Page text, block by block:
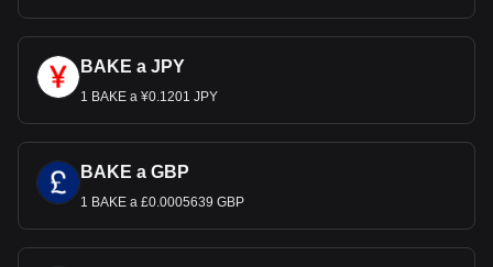
BAKE a JPY
1 BAKE a ¥0.1201 JPY
BAKE a GBP
1 BAKE a £0.0005639 GBP